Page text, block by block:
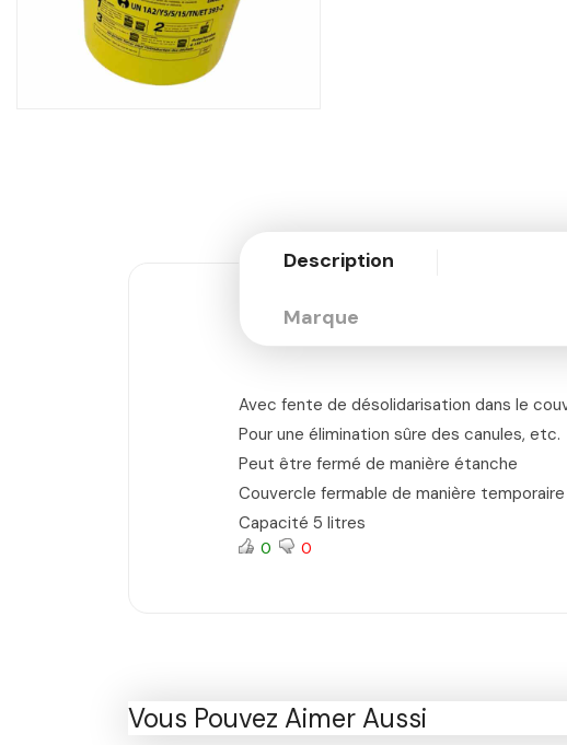
Description
Marque
Avec fente de désolidarisation dans le
Pour une élimination sûre des canules, etc.
Peut être fermé de manière étanche
Couvercle fermable de manière
Capacité 5 litres
0 0
Vous Pouvez Aimer Aussi